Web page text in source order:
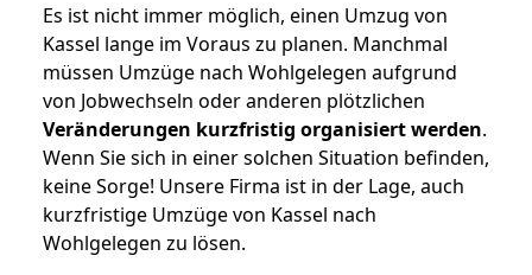
Es ist nicht immer möglich, einen Umzug von
Kassel lange im Voraus zu planen. Manchmal
müssen Umzüge nach Wohlgelegen aufgrund
von Jobwechseln oder anderen plötzlichen
Veränderungen kurzfristig organisiert werden.
Wenn Sie sich in einer solchen Situation befinden,
keine Sorge! Unsere Firma ist in der Lage, auch
kurzfristige Umzüge von Kassel nach
Wohlgelegen zu lösen.